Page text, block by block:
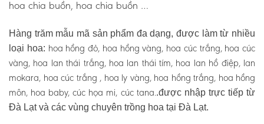
hoa chia buồn, hoa chia buồn …
Hàng trăm mẫu mã sản phẩm đa dạng, được làm từ nhiều
loại hoa: hoa hồng đỏ, hoa hồng vàng, hoa cúc trắng, hoa cúc
vàng, hoa lan thái trắng, hoa lan thái tím, hoa lan hồ điệp, lan
mokara, hoa cúc trắng , hoa ly vàng, hoa hồng trắng, hoa hồng
môn, hoa baby, cúc họa mi, cúc tana..được nhập trực tiếp từ
Đà Lạt và các vùng chuyên trồng hoa tại Đà Lạt.